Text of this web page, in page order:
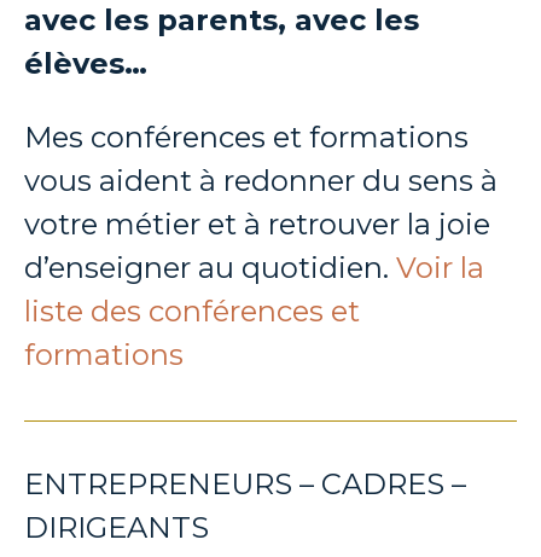
avec les parents, avec les
élèves…
Mes conférences et formations
vous aident à redonner du sens à
votre métier et à retrouver la joie
d’enseigner au quotidien. Voir la
liste des conférences et
formations
ENTREPRENEURS – CADRES –
DIRIGEANTS